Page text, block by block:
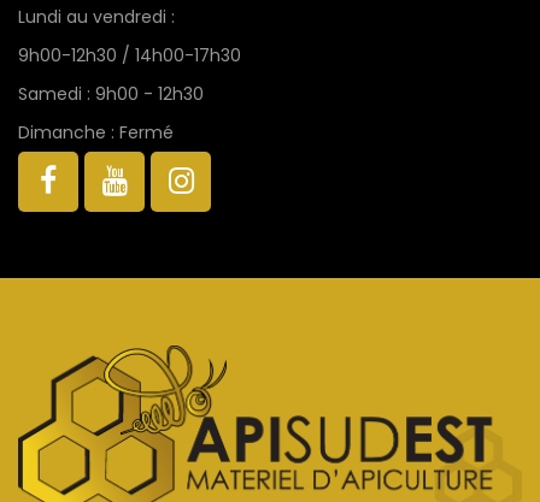
Lundi au vendredi :
9h00-12h30 / 14h00-17h30
Samedi : 9h00 - 12h30
Dimanche : Fermé